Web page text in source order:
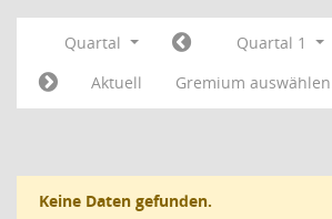
Quartal Quartal 1
Aktuell
Gremium auswählen
Keine Daten gefunden.